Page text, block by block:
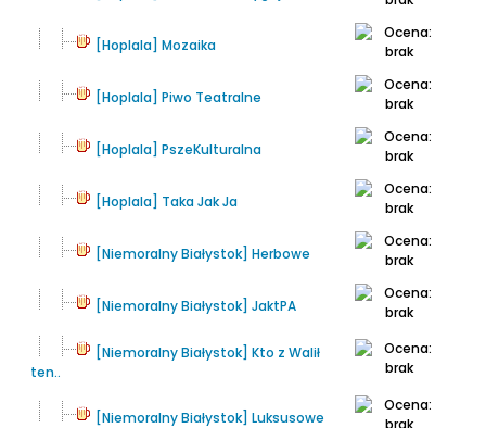
[Hoplala] Mozaika
[Hoplala] Piwo Teatralne
[Hoplala] PszeKulturalna
[Hoplala] Taka Jak Ja
[Niemoralny Białystok] Herbowe
[Niemoralny Białystok] JaktPA
[Niemoralny Białystok] Kto z Walił
ten..
[Niemoralny Białystok] Luksusowe